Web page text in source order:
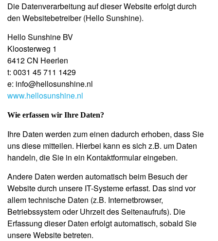
Die Datenverarbeitung auf dieser Website erfolgt durch
den Websitebetreiber (Hello Sunshine).
Hello Sunshine BV
Kloosterweg 1
6412 CN Heerlen
t: 0031 45 711 1429
e: info@hellosunshine.nl
www.hellosunshine.nl
Wie erfassen wir Ihre Daten?
Ihre Daten werden zum einen dadurch erhoben, dass Sie
uns diese mitteilen. Hierbei kann es sich z.B. um Daten
handeln, die Sie in ein Kontaktformular eingeben.
Andere Daten werden automatisch beim Besuch der
Website durch unsere IT-Systeme erfasst. Das sind vor
allem technische Daten (z.B. Internetbrowser,
Betriebssystem oder Uhrzeit des Seitenaufrufs). Die
Erfassung dieser Daten erfolgt automatisch, sobald Sie
unsere Website betreten.